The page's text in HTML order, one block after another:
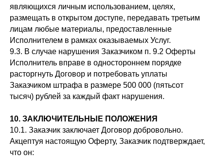
являющихся личным использованием, целях,
размещать в открытом доступе, передавать третьим
лицам любые материалы, предоставленные
Исполнителем в рамках оказываемых Услуг.
9.3. В случае нарушения Заказчиком п. 9.2 Оферты
Исполнитель вправе в одностороннем порядке
расторгнуть Договор и потребовать уплаты
Заказчиком штрафа в размере 500 000 (пятьсот
тысяч) рублей за каждый факт нарушения.
10. ЗАКЛЮЧИТЕЛЬНЫЕ ПОЛОЖЕНИЯ
10.1. Заказчик заключает Договор добровольно.
Акцептуя настоящую Оферту, Заказчик подтверждает,
что он: